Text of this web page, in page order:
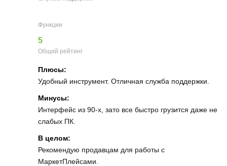
Функции
5
Общий рейтинг
Плюсы:
Удобный инструмент. Отличная служба поддержки.
Минусы:
Интерфейс из 90-х, зато все быстро грузится даже не
слабых ПК.
В целом:
Рекомендую продавцам для работы с
МаркетПлейсами.